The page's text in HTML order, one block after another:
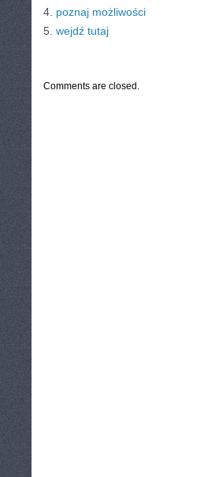
4. poznaj możliwości
5. wejdź tutaj
Comments are closed.